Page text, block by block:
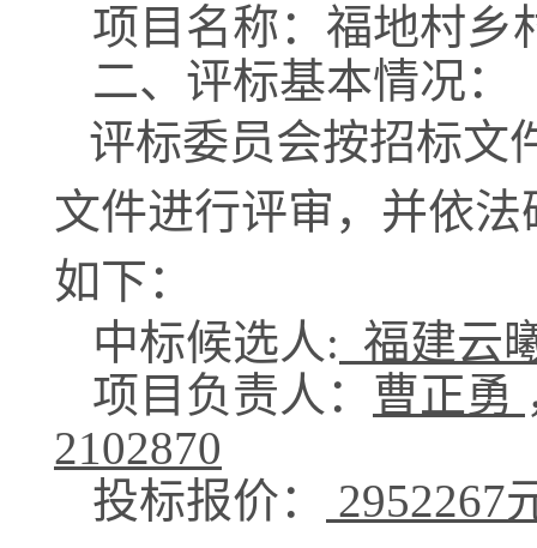
项目名称： 福地村乡
二、评标基本情况：
评标委员会按招标文
文件进行评审，并依法
如下：
中标候选人: 福建云
项目负责人： 曹正勇
2102870
投标报价：
2952267